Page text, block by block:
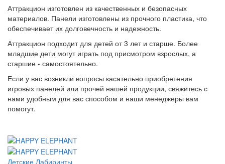
Аттракцион изготовлен из качественных и безопасных
материалов. Панели изготовлены из прочного пластика, что
обеспечивает их долговечность и надежность.
Аттракцион подходит для детей от 3 лет и старше. Более
младшие дети могут играть под присмотром взрослых, а
старшие - самостоятельно.
Если у вас возникли вопросы касательно приобретения
игровых панелей или прочей нашей продукции, свяжитесь с
нами удобным для вас способом и наши менеджеры вам
помогут.
Детские Лабиринты